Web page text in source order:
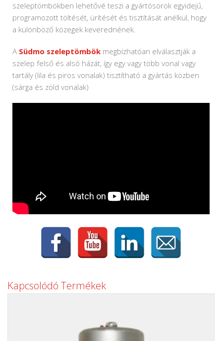
szeleptömbökben lehetővé teszi a gyártósorok egyidejű,
programozott töltését, ürítését és tisztítását anélkül, hogy
a különböző közegek keverednének.
A Südmo szeleptömbök megbízhatóan elválasztják a
szelep felső és alsó házát, így egy vagy több vonal vagy
tartály (lila és piros vonalak) tisztítható a gyártás közben
(sárga és zöld vonalak)
Kapcsolódó Termékek